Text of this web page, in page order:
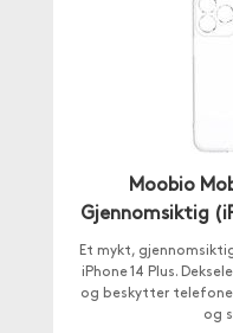
Moobio
Gjennomsiktig
Et mykt,
iPhone 14 Plus.
og beskytter
og